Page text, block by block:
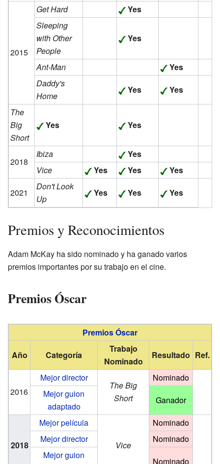
2015
Get Hard
Yes
Sleeping
with Other
People
Yes
Ant-Man
Yes
Daddy's
Home
Yes
Yes
The
Big
Short
Yes Yes
2018
Ibiza
Yes
Vice
Yes Yes
Yes
2021
Don't Look
Up
Yes Yes Yes
Premios y Reconocimientos
Adam McKay ha sido nominado y ha ganado varios
premios importantes por su trabajo en el cine.
Premios Óscar
Premios Óscar
Año
Categoría
Trabajo
Nominado
Resultado Ref.
2016
Mejor director
The Big
Short
Nominado
Mejor guion
adaptado
Ganador
2018
Mejor película
Vice
Nominado
Mejor director
Nominado
Mejor guion
Nominado